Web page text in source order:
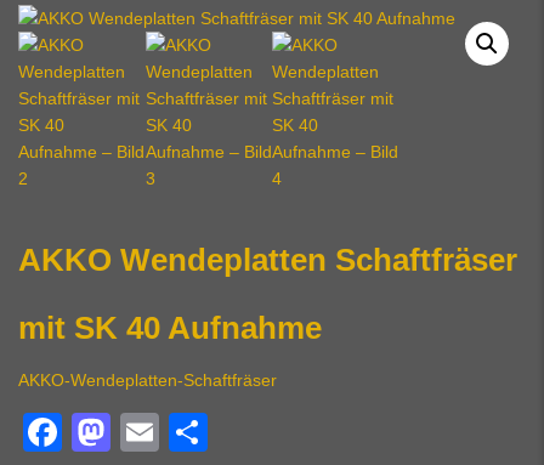
AKKO Wendeplatten Schaftfräser
mit SK 40 Aufnahme
AKKO-Wendeplatten-Schaftfräser
Facebook
Mastodon
Email